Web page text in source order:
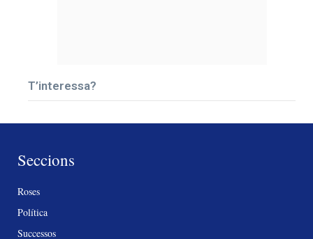
T’interessa?
Seccions
Roses
Política
Successos